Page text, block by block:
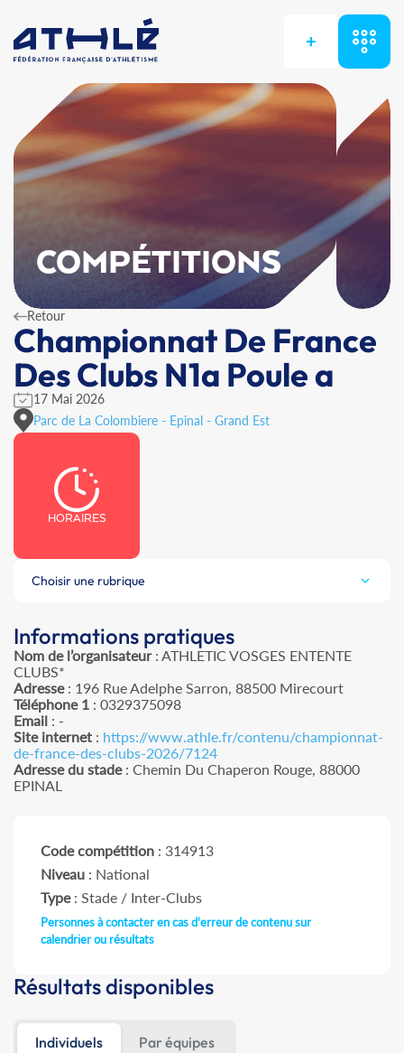
+
COMPÉTITIONS
Retour
Championnat De France
Des Clubs N1a Poule a
17 Mai 2026
Parc de La Colombiere - Epinal - Grand Est
HORAIRES
Choisir une rubrique
Informations pratiques
Nom de l’organisateur: ATHLETIC VOSGES ENTENTE
CLUBS*
Adresse: 196 Rue Adelphe Sarron, 88500 Mirecourt
Téléphone 1 : 0329375098
Email : -
Site internet : https://www.athle.fr/contenu/championnat-
de-france-des-clubs-2026/7124
Adresse du stade: Chemin Du Chaperon Rouge, 88000
EPINAL
Code compétition : 314913
Niveau : National
Type: Stade / Inter-Clubs
Personnes à contacter en cas d'erreur de contenu sur
calendrier ou résultats
Résultats disponibles
Individuels Par équipes